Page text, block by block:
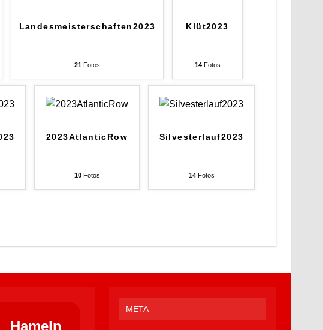
Landesmeisterschaften2023
21 Fotos
Klüt2023
14Fotos
2023AtlanticRow
10Fotos
Silvesterlauf2023
14Fotos
Hameln
META